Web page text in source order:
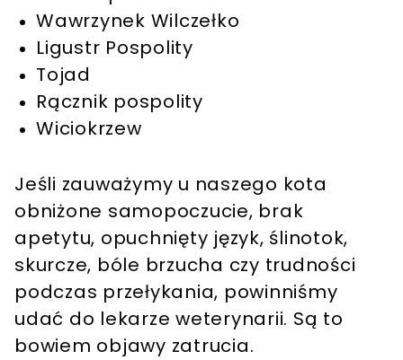
Wawrzynek Wilczełko
Ligustr Pospolity
Tojad
Rącznik pospolity
Wiciokrzew
Jeśli zauważymy u naszego kota
obniżone samopoczucie, brak
apetytu, opuchnięty język, ślinotok,
skurcze, bóle brzucha czy trudności
podczas przełykania, powinniśmy
udać do lekarze weterynarii. Są to
bowiem objawy zatrucia.